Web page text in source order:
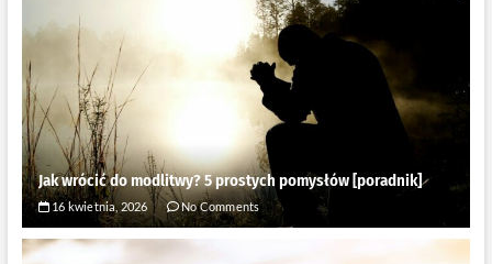
Jak wrócić do modlitwy? 5 prostych pomysłów [poradnik]
16 kwietnia, 2026 No Comments